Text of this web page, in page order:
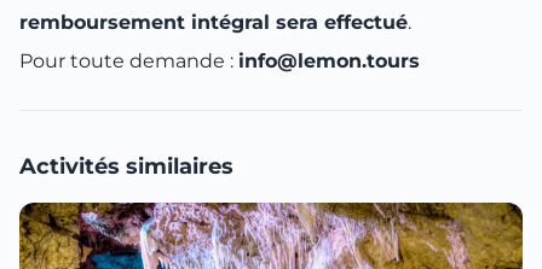
remboursement intégral sera effectué.
Pour toute demande : info@lemon.tours
Activités similaires